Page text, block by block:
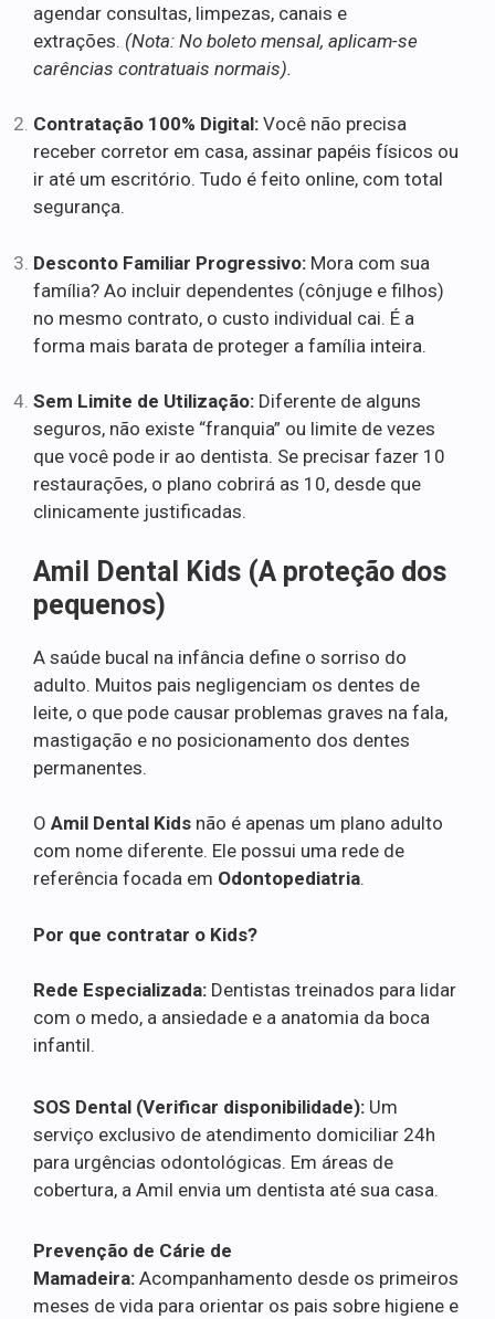
agendar consultas, limpezas, canais e
extrações. (Nota: No boleto mensal, aplicam-se
carências contratuais normais).
Contratação 100% Digital: Você não precisa
receber corretor em casa, assinar papéis físicos ou
ir até um escritório. Tudo é feito online, com total
segurança.
Desconto Familiar Progressivo: Mora com sua
família? Ao incluir dependentes (cônjuge e filhos)
no mesmo contrato, o custo individual cai. É a
forma mais barata de proteger a família inteira.
Sem Limite de Utilização: Diferente de alguns
seguros, não existe “franquia” ou limite de vezes
que você pode ir ao dentista. Se precisar fazer 10
restaurações, o plano cobrirá as 10, desde que
clinicamente justificadas.
Amil Dental Kids (A proteção dos
pequenos)
A saúde bucal na infância define o sorriso do
adulto. Muitos pais negligenciam os dentes de
leite, o que pode causar problemas graves na fala,
mastigação e no posicionamento dos dentes
permanentes.
O Amil Dental Kids não é apenas um plano adulto
com nome diferente. Ele possui uma rede de
referência focada em Odontopediatria.
Por que contratar o Kids?
Rede Especializada: Dentistas treinados para lidar
com o medo, a ansiedade e a anatomia da boca
infantil.
SOS Dental (Verificar disponibilidade): Um
serviço exclusivo de atendimento domiciliar 24h
para urgências odontológicas. Em áreas de
cobertura, a Amil envia um dentista até sua casa.
Prevenção de Cárie de
Mamadeira: Acompanhamento desde os primeiros
meses de vida para orientar os pais sobre higiene e